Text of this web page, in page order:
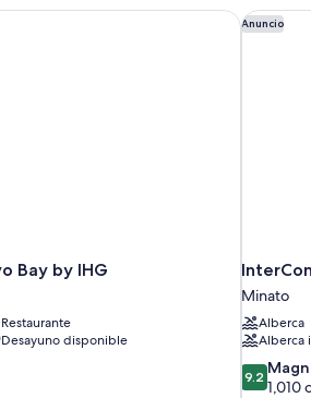
Bay by IHG
Restaurante
Desayuno disponible
by IHG Anuncio
Minato
Alberca
Alberca
9.2
de
9.2
1,010